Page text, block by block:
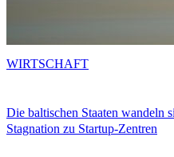
Die baltischen Staaten wandeln
Stagnation zu Startup-Zentren
WIRTSCHAFT